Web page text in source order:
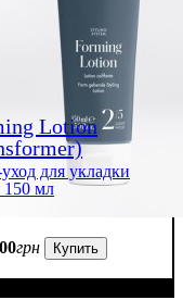
Lotion
для укладки
150 мл
00грн Купить